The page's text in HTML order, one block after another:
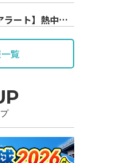
ラート】熱中症
覧